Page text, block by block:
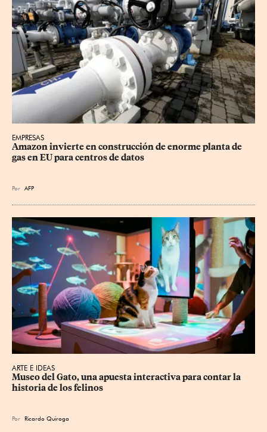
EMPRESAS
Amazon invierte en construcción de enorme planta de
gas en EU para centros de datos
Por AFP
ARTE E IDEAS
Museo del Gato, una apuesta interactiva para contar la
historia de los felinos
Por Ricardo Quiroga